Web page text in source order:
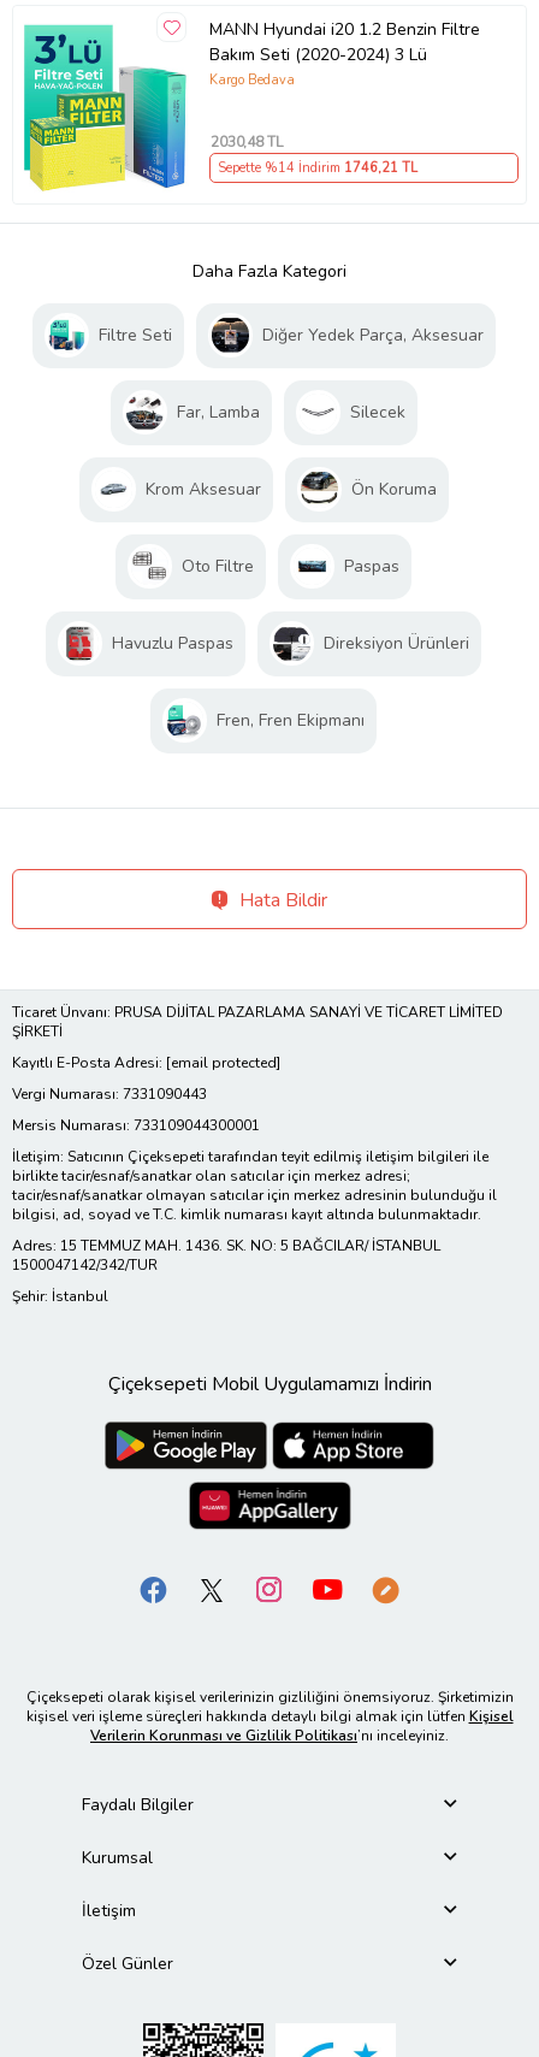
MANN Hyundai i20 1.2 Benzin Filtre
Bakım Seti (2020-2024) 3 Lü
Kargo Bedava
2030,48 TL
Sepette %14 İndirim 1746,21 TL
Daha Fazla Kategori
Filtre Seti Diğer Yedek Parça, Aksesuar
Far, Lamba Silecek
Krom Aksesuar Ön Koruma
Oto Filtre Paspas
Havuzlu Paspas Direksiyon Ürünleri
Fren, Fren Ekipmanı
Hata Bildir
Ticaret Ünvanı: PRUSA DİJİTAL PAZARLAMA SANAYİ VE TİCARET LİMİTED
ŞİRKETİ
Kayıtlı E-Posta Adresi: [email protected]
Vergi Numarası: 7331090443
Mersis Numarası: 733109044300001
İletişim: Satıcının Çiçeksepeti tarafından teyit edilmiş iletişim bilgileri ile
birlikte tacir/esnaf/sanatkar olan satıcılar için merkez adresi;
tacir/esnaf/sanatkar olmayan satıcılar için merkez adresinin bulunduğu il
bilgisi, ad, soyad ve T.C. kimlik numarası kayıt altında bulunmaktadır.
Adres: 15 TEMMUZ MAH. 1436. SK. NO: 5 BAĞCILAR/ İSTANBUL
1500047142/342/TUR
Şehir: İstanbul
Çiçeksepeti Mobil Uygulamamızı İndirin
Çiçeksepeti olarak kişisel verilerinizin gizliliğini önemsiyoruz. Şirketimizin
kişisel veri işleme süreçleri hakkında detaylı bilgi almak için lütfen Kişisel
Verilerin Korunması ve Gizlilik Politikası’nı inceleyiniz.
Faydalı Bilgiler
Kurumsal
İletişim
Özel Günler